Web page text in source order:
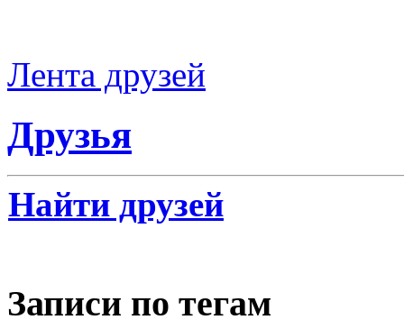
Лента друзей
Друзья
Найти друзей
Записи по тегам